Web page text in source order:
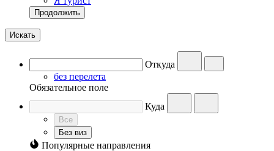
Продолжить
Искать
Откуда
без перелета
Обязательное поле
Куда
Все
Без виз
Популярные направления